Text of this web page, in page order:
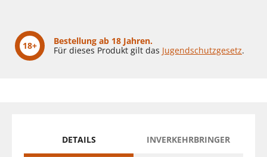
18+
Bestellung ab 18 Jahren.
Für dieses Produkt gilt das Jugendschutzgesetz.
DETAILS INVERKEHRBRINGER